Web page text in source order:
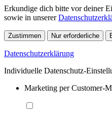
Erkundige dich bitte vor deiner
sowie in unserer
Zustimmen Nur erforderliche
Datenschutzerklärung
Individuelle Datenschutz-
Marketing per Customer-